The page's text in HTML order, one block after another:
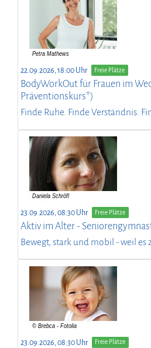
22.09.2026, 18:00 Uhr Freie Plätze
BodyWorkOut für Frauen im
Präventionskurs*)
Finde Ruhe. Finde Verständnis.
23.09.2026, 08:30 Uhr Freie Plätze
Aktiv im Alter -
Bewegt, stark und mobil - weil es
23.09.2026, 08:30 Uhr Freie Plätze